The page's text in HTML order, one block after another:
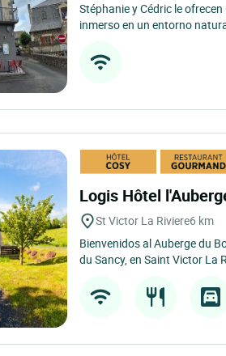
Stéphanie y Cédric le
inmerso en un entorno
Logis Hôtel
St Victor La Riviere6 km
Bienvenidos al Auberge du
du Sancy, en Saint Victor La